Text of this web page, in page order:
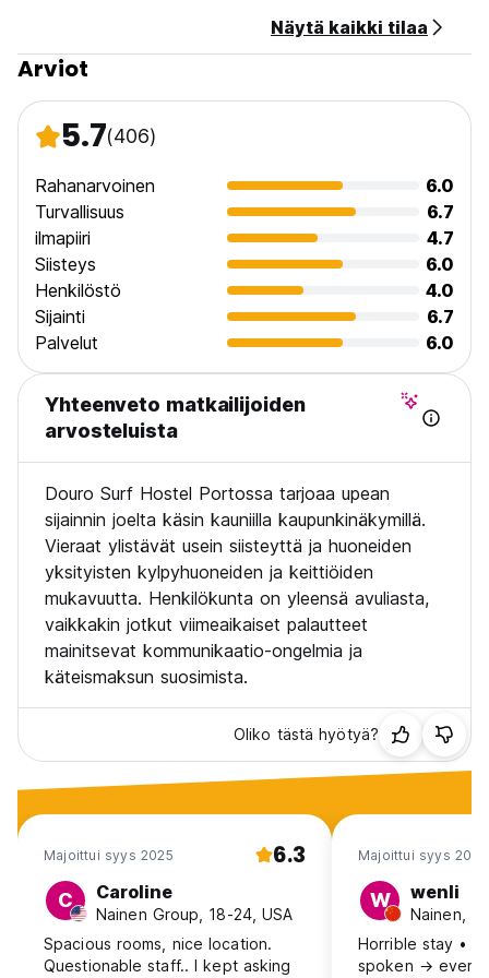
Douro Surf Hostelin säännöt ja ehdot:
- Vastaanotto on avoinna klo 9-20
- Uloskirjautuminen klo 12 asti
- Myöhäinen sisäänkirjautuminen edellisen vahvistuksen
mukaan
- Maksu saapumisen yhteydessä käteisellä
- Verot sisältyvät
language)
Näytä kaikki tilaa
Arviot
5.7(406)
Rahanarvoinen
6.0
Turvallisuus
6.7
ilmapiiri
4.7
Siisteys
6.0
Henkilöstö
4.0
Sijainti
6.7
Palvelut
6.0
Yhteenveto matkailijoiden
arvosteluista
Douro Surf Hostel Portossa tarjoaa upean
sijainnin joelta käsin kauniilla kaupunkinäkymillä.
Vieraat ylistävät usein siisteyttä ja huoneiden
yksityisten kylpyhuoneiden ja keittiöiden
mukavuutta. Henkilökunta on yleensä avuliasta,
vaikkakin jotkut viimeaikaiset palautteet
mainitsevat kommunikaatio-ongelmia ja
käteismaksun suosimista.
Oliko tästä hyötyä?
Majoittui syys 2025 6.3
C Caroline
Nainen Group, 18-24, USA
Spacious rooms, nice location.
Questionable staff.. I kept asking
Majoittui syys 2025
W wenli
Nainen,
Horrible stay • ❌ No English
spoken → every